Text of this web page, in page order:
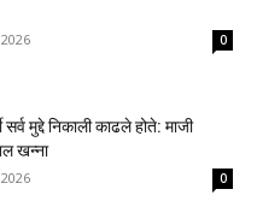
0
सर्व मुद्दे निकाली काढले होते: माजी
खन्ना
0